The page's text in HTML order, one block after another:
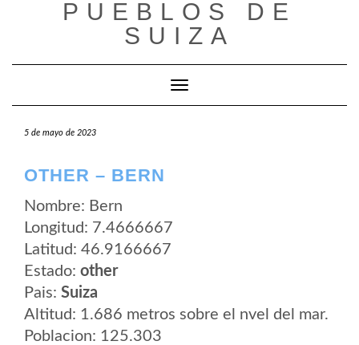
PUEBLOS DE
SUIZA
Cambiar modo de navegación
5 de mayo de 2023
OTHER – BERN
Nombre: Bern
Longitud: 7.4666667
Latitud: 46.9166667
Estado: other
Pais: Suiza
Altitud: 1.686 metros sobre el nvel del mar.
Poblacion: 125.303